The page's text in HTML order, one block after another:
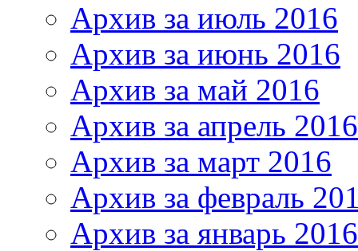
Архив за июль 2016
Архив за июнь 2016
Архив за май 2016
Архив за апрель 2016
Архив за март 2016
Архив за февраль
Архив за январь 2016